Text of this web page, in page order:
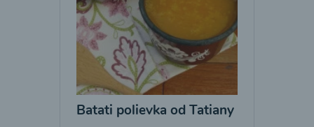
Batati polievka od Tatiany